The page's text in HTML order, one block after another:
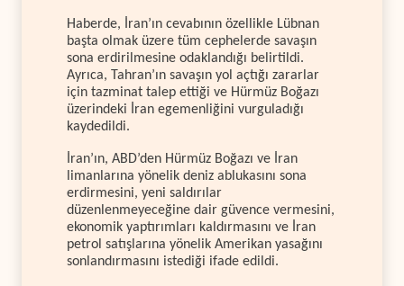
Haberde, İran’ın cevabının özellikle Lübnan
başta olmak üzere tüm cephelerde savaşın
sona erdirilmesine odaklandığı belirtildi.
Ayrıca, Tahran’ın savaşın yol açtığı zararlar
için tazminat talep ettiği ve Hürmüz Boğazı
üzerindeki İran egemenliğini vurguladığı
kaydedildi.
İran’ın, ABD’den Hürmüz Boğazı ve İran
limanlarına yönelik deniz ablukasını sona
erdirmesini, yeni saldırılar
düzenlenmeyeceğine dair güvence vermesini,
ekonomik yaptırımları kaldırmasını ve İran
petrol satışlarına yönelik Amerikan yasağını
sonlandırmasını istediği ifade edildi.